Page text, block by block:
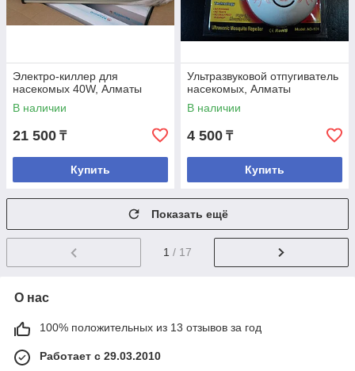
Электро-киллер для
насекомых 40W, Алматы
В наличии
21 500 ₸
Купить
Ультразвуковой отпугиватель
насекомых, Алматы
В наличии
4 500 ₸
Купить
Показать ещё
1 / 17
О нас
100% положительных из 13 отзывов за год
Работает с 29.03.2010